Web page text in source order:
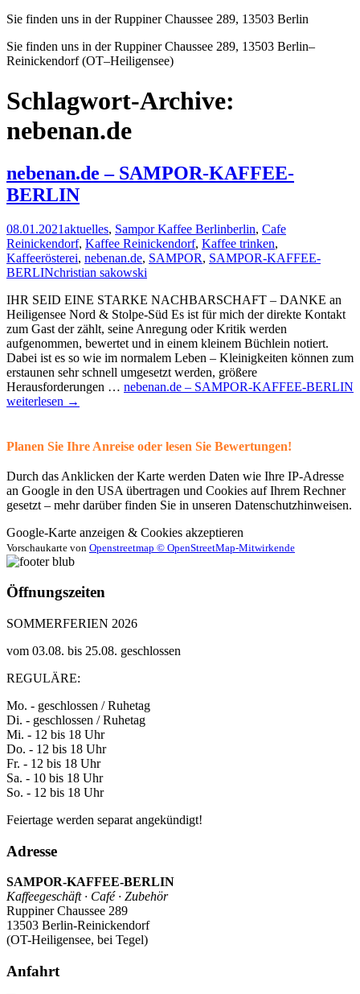
Sie finden uns in der Ruppiner Chaussee 289, 13503 Berlin
Sie finden uns in der Ruppiner Chaussee 289, 13503 Berlin–
Reinickendorf (OT–Heiligensee)
Schlagwort-Archive:
nebenan.de
nebenan.de – SAMPOR-KAFFEE-
BERLIN
08.01.2021aktuelles, Sampor Kaffee Berlinberlin, Cafe
Reinickendorf, Kaffee Reinickendorf, Kaffee trinken,
Kaffeerösterei, nebenan.de, SAMPOR, SAMPOR-KAFFEE-
BERLINchristian sakowski
IHR SEID EINE STARKE NACHBARSCHAFT – DANKE an
Heiligensee Nord & Stolpe-Süd Es ist für mich der direkte Kontakt
zum Gast der zählt, seine Anregung oder Kritik werden
aufgenommen, bewertet und in einem kleinem Büchlein notiert.
Dabei ist es so wie im normalem Leben – Kleinigkeiten können zum
erstaunen sehr schnell umgesetzt werden, größere
Herausforderungen … nebenan.de – SAMPOR-KAFFEE-BERLIN
weiterlesen →
Planen Sie Ihre Anreise oder lesen Sie Bewertungen!
Durch das Anklicken der Karte werden Daten wie Ihre IP-Adresse
an Google in den USA übertragen und Cookies auf Ihrem Rechner
gesetzt – mehr darüber finden Sie in unseren Datenschutzhinweisen.
Google-Karte anzeigen & Cookies akzeptieren
Vorschaukarte von Openstreetmap © OpenStreetMap-Mitwirkende
Öffnungszeiten
SOMMERFERIEN 2026
vom 03.08. bis 25.08. geschlossen
REGULÄRE:
Mo. - geschlossen / Ruhetag
Di. - geschlossen / Ruhetag
Mi. - 12 bis 18 Uhr
Do. - 12 bis 18 Uhr
Fr. - 12 bis 18 Uhr
Sa. - 10 bis 18 Uhr
So. - 12 bis 18 Uhr
Feiertage werden separat angekündigt!
Adresse
SAMPOR-KAFFEE-BERLIN
Kaffeegeschäft · Café · Zubehör
Ruppiner Chaussee 289
13503 Berlin-Reinickendorf
(OT-Heiligensee, bei Tegel)
Anfahrt